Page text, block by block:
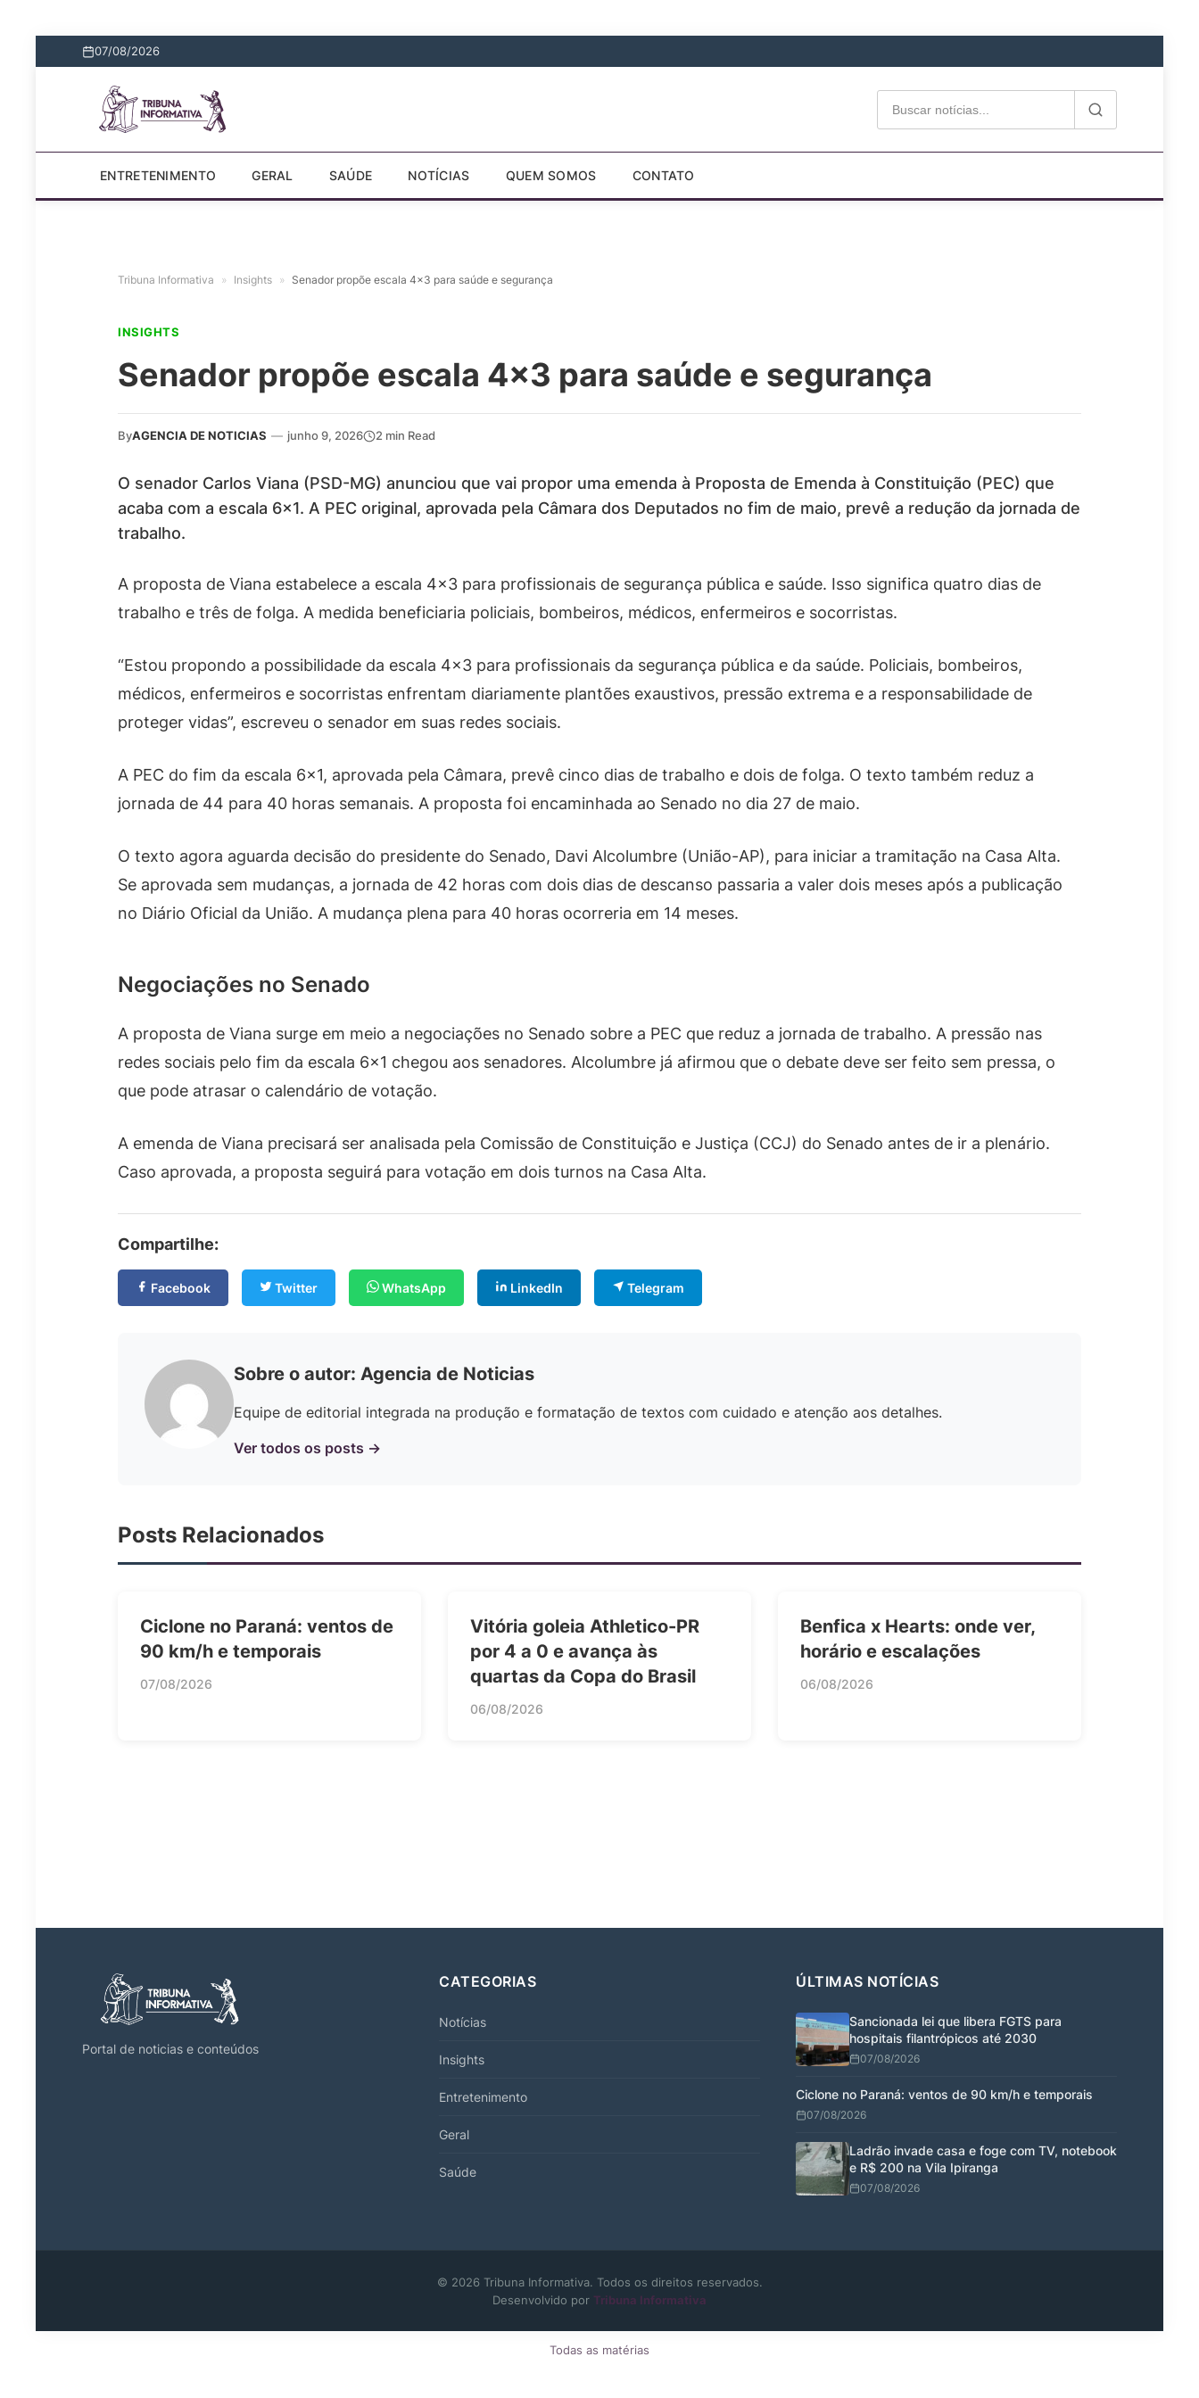
07/08/2026
ENTRETENIMENTO GERAL SAÚDE NOTÍCIAS QUEM SOMOS CONTATO
Tribuna Informativa » Insights » Senador propõe escala 4×3 para saúde e segurança
INSIGHTS
Senador propõe escala 4×3 para saúde e segurança
ByAGENCIA DE NOTICIAS — junho 9, 2026 2 min Read
O senador Carlos Viana (PSD-MG) anunciou que vai propor uma emenda à Proposta de Emenda à Constituição (PEC) que
acaba com a escala 6×1. A PEC original, aprovada pela Câmara dos Deputados no fim de maio, prevê a redução da jornada de
trabalho.
A proposta de Viana estabelece a escala 4×3 para profissionais de segurança pública e saúde. Isso significa quatro dias de
trabalho e três de folga. A medida beneficiaria policiais, bombeiros, médicos, enfermeiros e socorristas.
“Estou propondo a possibilidade da escala 4×3 para profissionais da segurança pública e da saúde. Policiais, bombeiros,
médicos, enfermeiros e socorristas enfrentam diariamente plantões exaustivos, pressão extrema e a responsabilidade de
proteger vidas”, escreveu o senador em suas redes sociais.
A PEC do fim da escala 6×1, aprovada pela Câmara, prevê cinco dias de trabalho e dois de folga. O texto também reduz a
jornada de 44 para 40 horas semanais. A proposta foi encaminhada ao Senado no dia 27 de maio.
O texto agora aguarda decisão do presidente do Senado, Davi Alcolumbre (União-AP), para iniciar a tramitação na Casa Alta.
Se aprovada sem mudanças, a jornada de 42 horas com dois dias de descanso passaria a valer dois meses após a publicação
no Diário Oficial da União. A mudança plena para 40 horas ocorreria em 14 meses.
Negociações no Senado
A proposta de Viana surge em meio a negociações no Senado sobre a PEC que reduz a jornada de trabalho. A pressão nas
redes sociais pelo fim da escala 6×1 chegou aos senadores. Alcolumbre já afirmou que o debate deve ser feito sem pressa, o
que pode atrasar o calendário de votação.
A emenda de Viana precisará ser analisada pela Comissão de Constituição e Justiça (CCJ) do Senado antes de ir a plenário.
Caso aprovada, a proposta seguirá para votação em dois turnos na Casa Alta.
Compartilhe:
Facebook Twitter WhatsApp LinkedIn Telegram
Sobre o autor: Agencia de Noticias
Equipe de editorial integrada na produção e formatação de textos com cuidado e atenção aos detalhes.
Ver todos os posts →
Posts Relacionados
Ciclone no Paraná: ventos de
90 km/h e temporais
07/08/2026
Vitória goleia Athletico-PR
por 4 a 0 e avança às
quartas da Copa do Brasil
06/08/2026
Benfica x Hearts: onde ver,
horário e escalações
06/08/2026
Portal de noticias e conteúdos
CATEGORIAS
Notícias
Insights
Entretenimento
Geral
Saúde
ÚLTIMAS NOTÍCIAS
Sancionada lei que libera FGTS para
hospitais filantrópicos até 2030
07/08/2026
Ciclone no Paraná: ventos de 90 km/h e temporais
07/08/2026
Ladrão invade casa e foge com TV, notebook
e R$ 200 na Vila Ipiranga
07/08/2026
© 2026 Tribuna Informativa. Todos os direitos reservados.
Desenvolvido por Tribuna Informativa
Todas as matérias